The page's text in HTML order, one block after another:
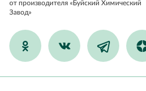
от производителя «Буйский Химический
Завод»